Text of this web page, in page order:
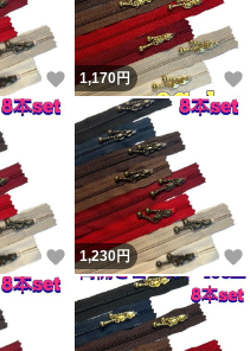
いいね！
1,170円
いいね！
1,230円